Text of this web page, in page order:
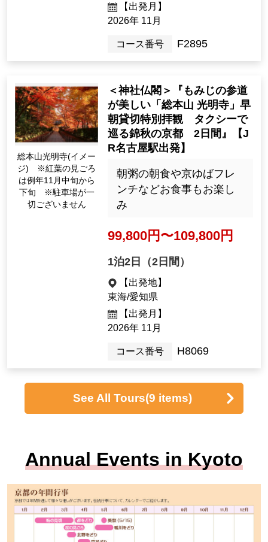
【出発月】
2026年 11月
コース番号 F2895
総本山光明寺(イメー
ジ) ※紅葉の見ごろ
は例年11月中旬から
下旬 ※駐車場が一
切ございません
＜神社仏閣＞『もみじの参道
が美しい「総本山 光明寺」早
朝貸切特別拝観 タクシーで
巡る錦秋の京都 2日間』【J
R名古屋駅出発】
朝粥の朝食や京ゆばフレ
ンチなどお食事もお楽し
み
99,800円〜109,800円
1泊2日（2日間）
【出発地】
東海/愛知県
【出発月】
2026年 11月
コース番号 H8069
See All Tours(9 items)
Annual Events in Kyoto